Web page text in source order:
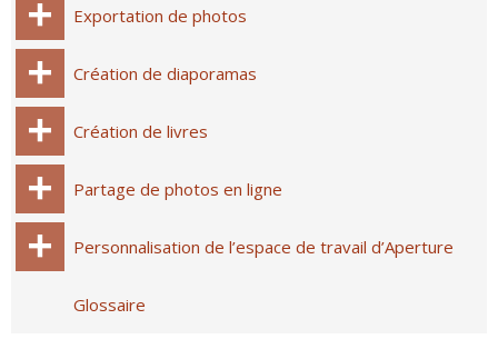
Exportation de photos
Création de diaporamas
Création de livres
Partage de photos en ligne
Personnalisation de l’espace de travail d’Aperture
Glossaire